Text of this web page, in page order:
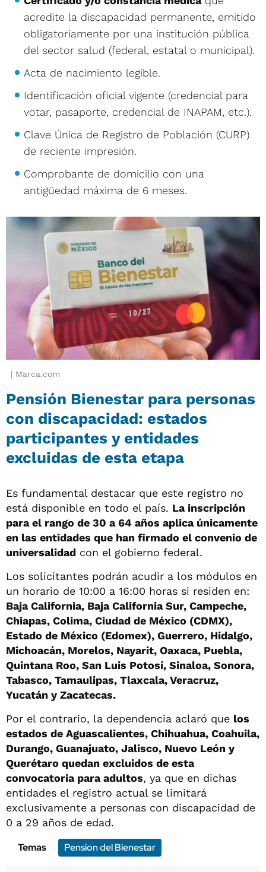
acredite la discapacidad permanente, emitido
obligatoriamente por una institución pública
del sector salud (federal, estatal o municipal).
Acta de nacimiento legible.
Identificación oficial vigente (credencial para
votar, pasaporte, credencial de INAPAM, etc.).
Clave Única de Registro de Población (CURP)
de reciente impresión.
Comprobante de domicilio con una
antigüedad máxima de 6 meses.
Marca.com
Pensión Bienestar para personas
con discapacidad: estados
participantes y entidades
excluidas de esta etapa
Es fundamental destacar que este registro no
está disponible en todo el país. La inscripción
para el rango de 30 a 64 años aplica únicamente
en las entidades que han firmado el convenio de
universalidad con el gobierno federal.
Los solicitantes podrán acudir a los módulos en
un horario de 10:00 a 16:00 horas si residen en:
Baja California, Baja California Sur, Campeche,
Chiapas, Colima, Ciudad de México (CDMX),
Estado de México (Edomex), Guerrero, Hidalgo,
Michoacán, Morelos, Nayarit, Oaxaca, Puebla,
Quintana Roo, San Luis Potosí, Sinaloa, Sonora,
Tabasco, Tamaulipas, Tlaxcala, Veracruz,
Yucatán y Zacatecas.
Por el contrario, la dependencia aclaró que los
estados de Aguascalientes, Chihuahua, Coahuila,
Durango, Guanajuato, Jalisco, Nuevo León y
Querétaro quedan excluidos de esta
convocatoria para adultos, ya que en dichas
entidades el registro actual se limitará
exclusivamente a personas con discapacidad de
0 a 29 años de edad.
Temas
Pension del Bienestar